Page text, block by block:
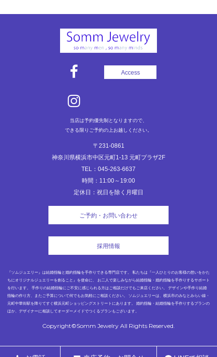
Access
当店は予約優先制となりますので、
できる限りご予約の上お越しください。
〒231-0861
神奈川県横浜市中区元町1-13 元町プラザ2F
TEL：045-263-6637
時間：11:00～19:00
定休日：祝日を除く月曜日
ご予約・お問い合わせ
採用情報
『ソムジュエリー』は結婚指輪と婚約指輪を手作りできる専門店です。 私たちは『一人ひとりのお客様の想いをかた
ちにオリジナルジュエリーを創ること』を使命に、 お二人で楽しみながら結婚指輪・婚約指輪を手作りするサポート
を行います。 手作りの結婚指輪にご不安に感じられる方はご相談だけでもご来店ください。 デザインや手作り結婚
指輪の作り方、またご予算について何でもお気軽にご相談ください。 ソムジュエリーは、横浜市のみなとみらい線・
元町中華街駅を降りてすぐ横浜元町ショッピングストリートにあります。 婚約指輪・結婚指輪を手作りするプランの
ほか、デザイナーに相談してオーダーメイドでつくるプランもございます。
Copyright©Somm Jewelry All Rights Reserved.